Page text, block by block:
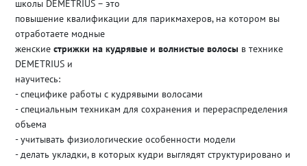
школы DEMETRIUS – это
повышение квалификации для парикмахеров, на котором вы
отработаете модные
женские стрижки на кудрявые и волнистые волосы в технике
DEMETRIUS и
научитесь:
- специфике работы с кудрявыми волосами
- специальным техникам для сохранения и перераспределения
объема
- учитывать физиологические особенности модели
- делать укладки, в которых кудри выглядят структурировано и